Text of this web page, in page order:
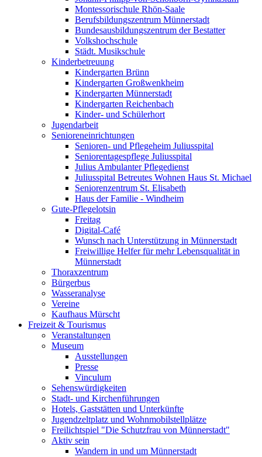
Montessorischule Rhön-Saale
Berufsbildungszentrum Münnerstadt
Bundesausbildungszentrum der Bestatter
Volkshochschule
Städt. Musikschule
Kinderbetreuung
Kindergarten Brünn
Kindergarten Großwenkheim
Kindergarten Münnerstadt
Kindergarten Reichenbach
Kinder- und Schülerhort
Jugendarbeit
Senioreneinrichtungen
Senioren- und Pflegeheim Juliusspital
Seniorentagespflege Juliusspital
Julius Ambulanter Pflegedienst
Juliusspital Betreutes Wohnen Haus St. Michael
Seniorenzentrum St. Elisabeth
Haus der Familie - Windheim
Gute-Pflegelotsin
Freitag
Digital-Café
Wunsch nach Unterstützung in Münnerstadt
Freiwillige Helfer für mehr Lebensqualität in
Münnerstadt
Thoraxzentrum
Bürgerbus
Wasseranalyse
Vereine
Kaufhaus Mürscht
Freizeit & Tourismus
Veranstaltungen
Museum
Ausstellungen
Presse
Vinculum
Sehenswürdigkeiten
Stadt- und Kirchenführungen
Hotels, Gaststätten und Unterkünfte
Jugendzeltplatz und Wohnmobilstellplätze
Freilichtspiel "Die Schutzfrau von Münnerstadt"
Aktiv sein
Wandern in und um Münnerstadt